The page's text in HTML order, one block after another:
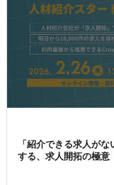
「紹介できる求人がな
する、求人開拓の極意